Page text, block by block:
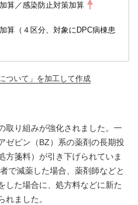
算／感染防止対策加算
算（４区分、対象にDPC病棟患
ついて」を加工して作成
取り組みが強化されました。一
ゼピン（BZ）系の薬剤の長期投
方箋料）が引き下げられていま
で減薬した場合、薬剤師などと
した場合に、処方料などに新た
れました。